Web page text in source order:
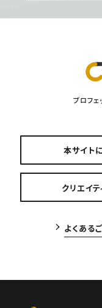
プロフ
本サイト
クリエイ
よくある